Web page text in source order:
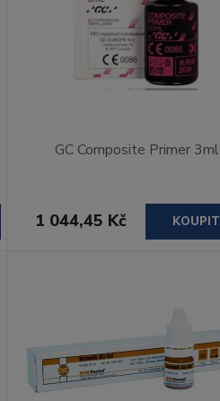
GC Composite Primer 3ml
1 044,45 Kč KOUPIT